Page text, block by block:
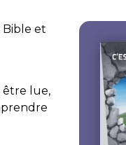
Bible et
être lue,